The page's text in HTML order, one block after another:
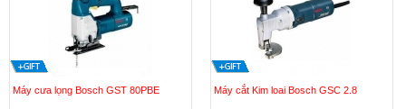
Máy cưa lọng Bosch GST 80PBE Máy cắt Kim loai Bosch GSC 2.8